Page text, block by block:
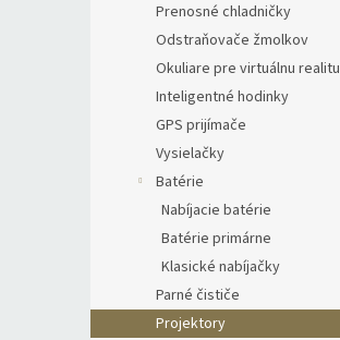
Prenosné chladničky
Odstraňovače žmolkov
Okuliare pre virtuálnu realitu
Inteligentné hodinky
GPS prijímače
Vysielačky
Batérie
Nabíjacie batérie
Batérie primárne
Klasické nabíjačky
Parné čističe
Projektory